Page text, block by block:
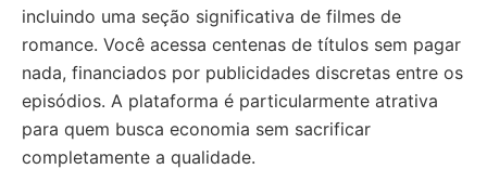
incluindo uma seção significativa de filmes de
romance. Você acessa centenas de títulos sem pagar
nada, financiados por publicidades discretas entre os
episódios. A plataforma é particularmente atrativa
para quem busca economia sem sacrificar
completamente a qualidade.